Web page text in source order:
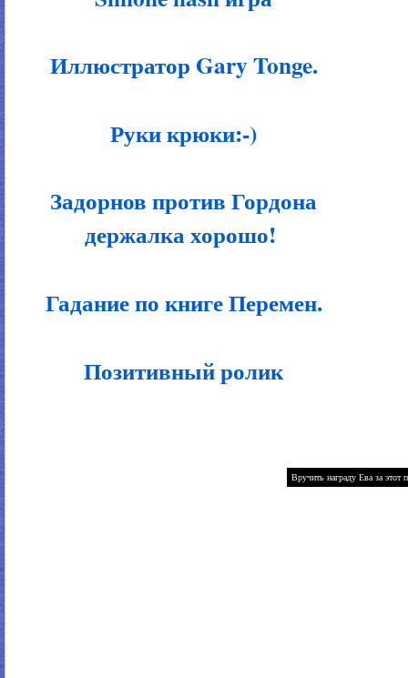
Иллюстратор Gary Tonge.
Руки крюки:-)
Задорнов против Гордона
держалка хорошо!
Гадание по книге Перемен.
Позитивный ролик